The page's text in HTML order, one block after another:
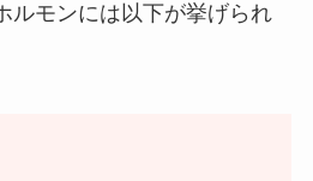
ルモンには以下が挙げられ